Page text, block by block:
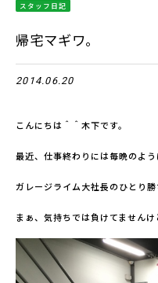
スタッフ日記
帰宅マギワ。
2014.06.20
こんにちは＾＾木下です。
最近、仕事終わりには毎晩のよ
ガレージライム大社長のひとり
まぁ、気持ちでは負けてません